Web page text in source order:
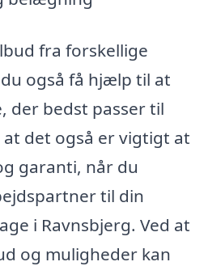
fra forskellige
også få hjælp til at
der bedst passer til
at det også er vigtigt at
garanti, når du
til din
i Ravnsbjerg. Ved at
og muligheder kan